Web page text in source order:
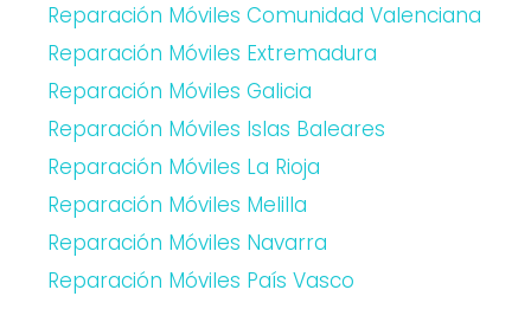
Reparación Móviles Comunidad Valenciana
Reparación Móviles Extremadura
Reparación Móviles Galicia
Reparación Móviles Islas Baleares
Reparación Móviles La Rioja
Reparación Móviles Melilla
Reparación Móviles Navarra
Reparación Móviles País Vasco